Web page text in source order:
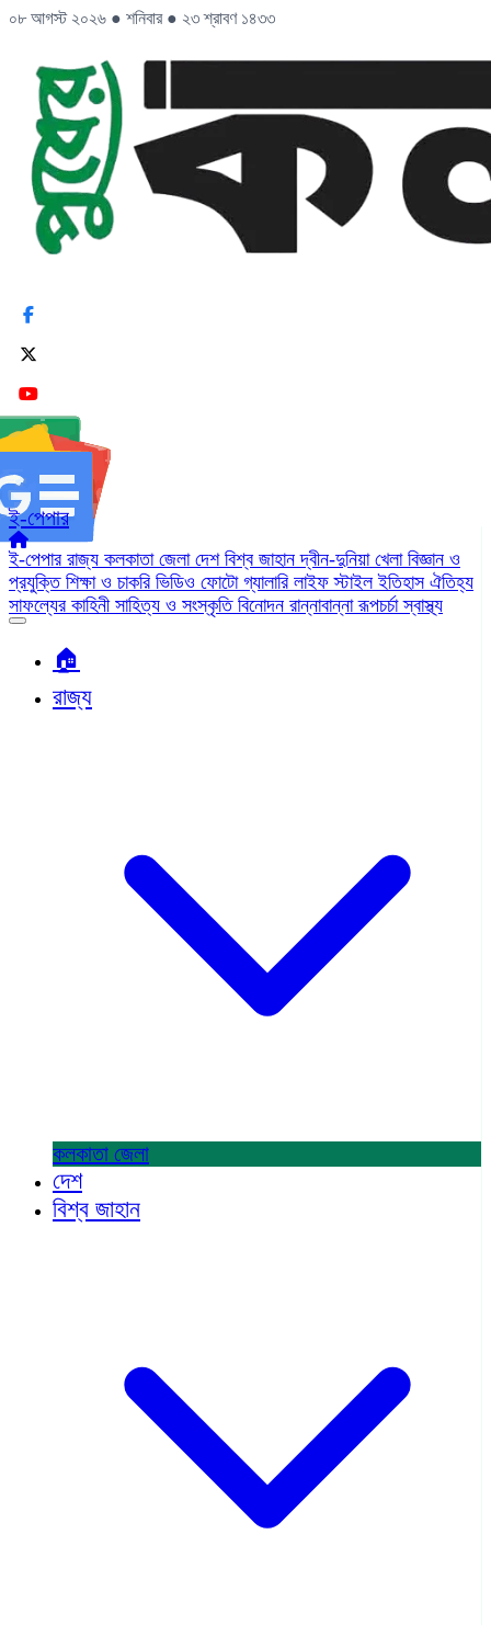
০৮ আগস্ট ২০২৬ ● শনিবার ● ২৩ শ্রাবণ ১৪৩৩
ই-পেপার
ই-পেপার রাজ্য কলকাতা জেলা দেশ বিশ্ব জাহানদ্বীন-দুনিয়া খেলা বিজ্ঞান ও
প্রযুক্তি শিক্ষা ও চাকরি ভিডিও ফোটো গ্যালারি লাইফ স্টাইলইতিহাস ঐতিহ্য
সাফল্যের কাহিনী সাহিত্য ও সংস্কৃতি বিনোদন রান্নাবান্নারূপচর্চাস্বাস্থ্য
🏠︎
রাজ্য
কলকাতা জেলা
দেশ
বিশ্ব জাহান